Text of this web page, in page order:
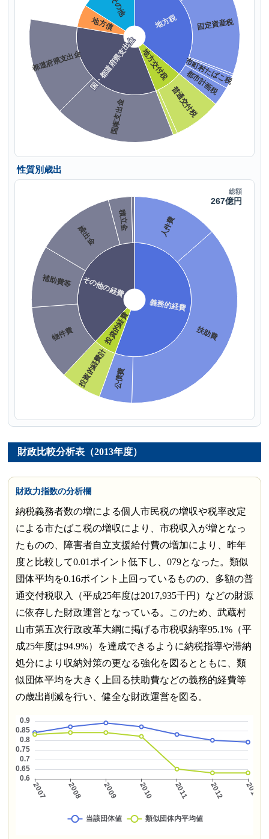
性質別歳出
財政比較分析表（2013年度）
財政力指数の分析欄
納税義務者数の増による個人市民税の増収や税率改定
による市たばこ税の増収により、市税収入が増となっ
たものの、障害者自立支援給付費の増加により、昨年
度と比較して0.01ポイント低下し、079となった。類似
団体平均を0.16ポイント上回っているものの、多額の普
通交付税収入（平成25年度は2017,935千円）などの財源
に依存した財政運営となっている。このため、武蔵村
山市第五次行政改革大綱に掲げる市税収納率95.1%（平
成25年度は94.9%）を達成できるように納税指導や滞納
処分により収納対策の更なる強化を図るとともに、類
似団体平均を大きく上回る扶助費などの義務的経費等
の歳出削減を行い、健全な財政運営を図る。